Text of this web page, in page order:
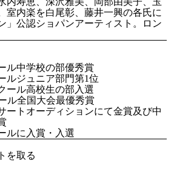
室内楽を白尾彰、藤井一興の各氏に
」公認ショパンアーティスト。ロン
ル中学校の部優秀賞
ルジュニア部門第1位
ール高校生の部入選
ル全国大会最優秀賞
ートオーディションにて金賞及び中
ルに入賞・入選
を取る